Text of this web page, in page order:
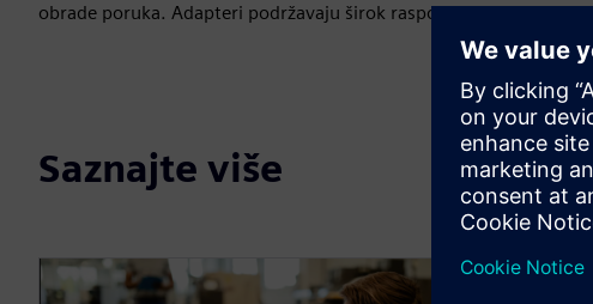
obrade poruka. Adapteri podržavaju širok raspon tehnologija i
Saznajte više